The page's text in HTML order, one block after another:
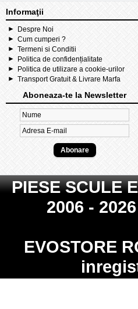
Informaţii
Despre Noi
Cum cumperi ?
Termeni si Conditii
Politica de confidențialitate
Politica de utilizare a cookie-urilor
Transport Gratuit & Livrare Marfa
Aboneaza-te la Newsletter
PIESE SCULE
2006 -
EVOSTORE